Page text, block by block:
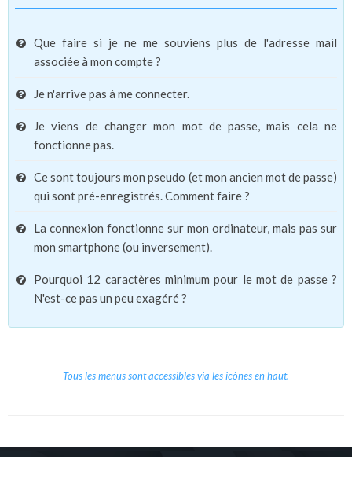
Que faire si je ne me souviens plus de l'adresse mail
associée à mon compte ?
Je n'arrive pas à me connecter.
Je viens de changer mon mot de passe, mais cela ne
fonctionne pas.
Ce sont toujours mon pseudo (et mon ancien mot de passe)
qui sont pré-enregistrés. Comment faire ?
La connexion fonctionne sur mon ordinateur, mais pas sur
mon smartphone (ou inversement).
Pourquoi 12 caractères minimum pour le mot de passe ?
N'est-ce pas un peu exagéré ?
Tous les menus sont accessibles via les icônes en haut.